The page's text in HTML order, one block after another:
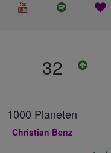
32
1000 Planeten
Christian Benz